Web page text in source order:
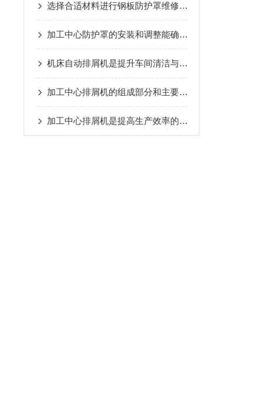
选择合适材料进行钢板防护罩维修与更换
加工中心防护罩的安装和调整能确保有效的防护效果
机床自动排屑机是提升车间清洁与效率的设备
加工中心排屑机的组成部分和主要特性介绍
加工中心排屑机是提高生产效率的装置